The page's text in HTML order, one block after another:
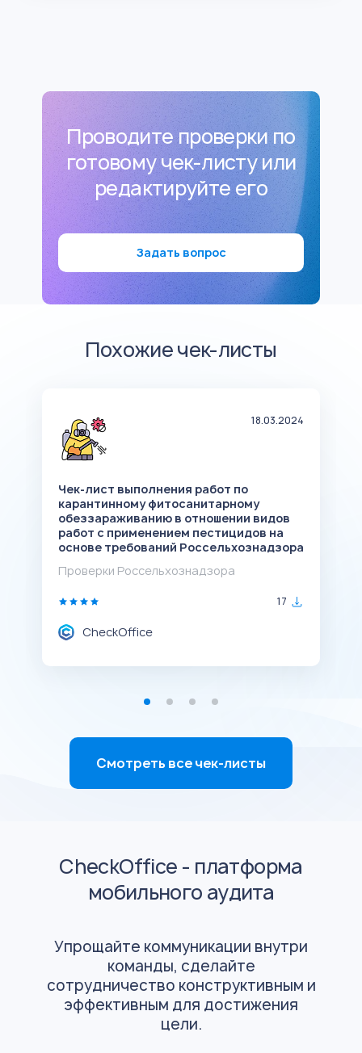
Проводите проверки по
готовому чек-листу или
редактируйте его
Задать вопрос
Похожие чек-листы
18.03.2024
Чек-лист выполнения работ по
карантинному фитосанитарному
обеззараживанию в отношении видов
работ с применением пестицидов на
основе требований Россельхознадзора
Проверки Россельхознадзора
17
CheckOffice
Смотреть все чек-листы
CheckOffice - платформа
мобильного аудита
Упрощайте коммуникации внутри
команды, сделайте
сотрудничество конструктивным и
эффективным для достижения
цели.